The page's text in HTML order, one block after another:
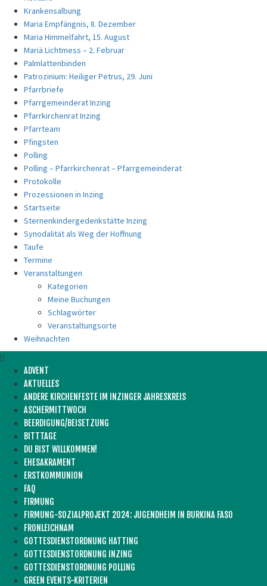
Krankensalbung
Maria Empfängnis, 8. Dezember
Maria Himmelfahrt, 15. August
Mariä Lichtmess – 2. Februar
Palmlattenbinden
Patrozinium: Heiliger Petrus, 29. Juni
Pfarrbriefe
Pfarrgemeinderat Inzing
Pfarrkirchenrat Inzing
Pfarrteam
Pfingsten
Polling
Polling – Pfarrkirchenrat – Pfarrgemeinderat
Protokolle
Prozessionen in Inzing
Startseite
Sternenkindergedenkstätte Inzing
Synodalität als Weg der Hoffnung
Taufe
Termine
Veranstaltungen
Kategorien
Meine Buchungen
Schlagwörter
Veranstaltungsorte
Weihnachten
ADVENT
AKTUELLES
ANDERE KIRCHENFESTE IM INZINGER JAHRESKREIS
ASCHERMITTWOCH
BEERDIGUNG/BEISETZUNG
BITTTAGE
DU BIST WILLKOMMEN!
EHESAKRAMENT
ERSTKOMMUNION
FAQ
FIRMUNG
FIRMUNG-SOZIALPROJEKT 2024: JUGENDHEIM IN BURKINA FASO
FRONLEICHNAM
GOTTESDIENSTORDNUNG HATTING
GOTTESDIENSTORDNUNG INZING
GOTTESDIENSTORDNUNG POLLING
GREEN EVENTS-KRITERIEN